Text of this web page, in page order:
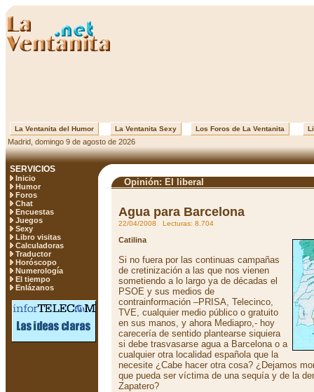
La Ventanita del Humor La Ventanita Sexy Los Foros de La Ventanita
Madrid, domingo 9 de agosto de 2026
SERVICIOS
Inicio
Humor
Foros
Chat
Encuestas
Juegos
Sexy
Libro visitas
Calculadoras
Traductor
Horóscopo
Numerología
El tiempo
Enlázanos
Opinión: El liberal
Agua para Barcelona
22/04/2008 Lecturas: 8.704
Catilina
Si no fuera por las continuas campañas
de cretinización a las que nos vienen
sometiendo a lo largo ya de décadas el
PSOE y sus medios de
contrainformación –PRISA, Telecinco,
TVE, cualquier medio público o gratuito
en sus manos, y ahora Mediapro,- hoy
carecería de sentido plantearse siquiera
si debe trasvasarse agua a Barcelona o a
cualquier otra localidad española que la
necesite ¿Cabe hacer otra cosa? ¿Dejamos
que pueda ser víctima de una sequía y de la
Zapatero?